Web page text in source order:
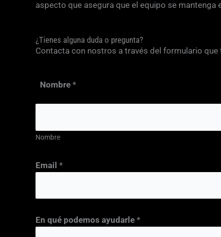
aspecto que asegura que el equipo se
¿Tienes alguna duda o pregunta?
Contacta con nostros a través del formulario
Nombre *
Nombre
Email *
En qué podemos ayudarle *